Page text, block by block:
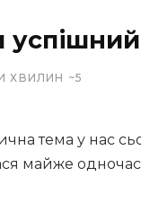
ХВИЛИН ~5
тема у нас
майже